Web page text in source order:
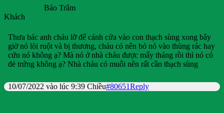
Bảo Trâm
Khách
Thưa bác anh cháu lỡ để cánh cửa vào con thạch sùng xong bây
giờ nó lòi ruột và bị thương, cháu có nên bỏ nó vào thùng rác hay
cứu nó không ạ? Mà nó ở nhà cháu được mấy tháng rồi thì nó có
đẻ trứng không ạ? Nhà cháu có muỗi nên rất cần thạch sùng
10/07/2022 vào lúc 9:39 Chiều#80651Reply